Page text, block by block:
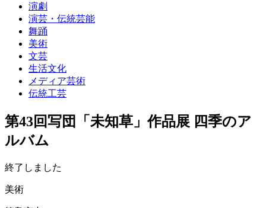
演劇
演芸・伝統芸能
舞踊
美術
文芸
生活文化
メディア芸術
伝統工芸
第43回写団「未知草」作品展 四季のア
ルバム
終了しました
美術